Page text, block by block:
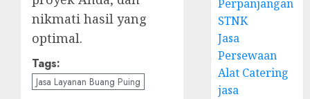
nikmati hasil yang
optimal.
Tags:
Jasa Layanan Buang Puing
Perpanjangan
STNK
Jasa
Persewaan
Alat Catering
jasa